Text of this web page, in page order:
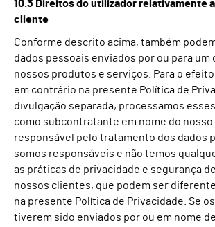
10.3 Direitos do utilizador relativamente
cliente
Conforme descrito acima, também
dados pessoais enviados por ou para um
nossos produtos e serviços. Para o
em contrário na presente Política de
divulgação separada, processamos
como subcontratante em nome do
responsável pelo tratamento dos dados
somos responsáveis e não temos
as práticas de privacidade e segurança
nossos clientes, que podem ser
na presente Política de Privacidade. Se
tiverem sido enviados por ou em nome